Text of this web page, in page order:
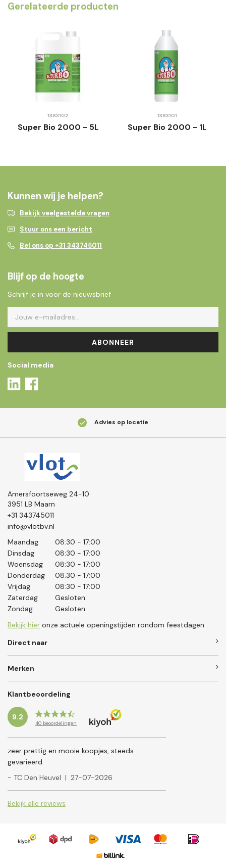
Gerelateerde producten
1383102
Super Bio 2000 - 5L
1383101
Super Bio 2000 - 1L
Kunnen wij je helpen?
Bekijk veelgestelde vragen
Stuur ons een bericht
Bel ons op +31 343745011
Blijf op de hoogte
Schrijf je in voor de nieuwsbrief
ABONNEER
Social media
Klanten geven ons een
Amersfoortseweg 24-10
3951 LB Maarn
+31 343745011
info@vlotbv.nl
Maandag
08:30 - 17:00
Dinsdag
08:30 - 17:00
Woensdag
08:30 - 17:00
Donderdag
08.30 - 17:00
Vrijdag
08:30 - 17:00
Zaterdag
Gesloten
Zondag
Gesloten
Bekijk hier onze actuele openingstijden rondom feestdagen
Direct naar
Merken
Klantbeoordeling
9.2
40 beoordelingen
zeer prettig en mooie koopjes, steeds
gevarieerd.
- TC Den Heuvel | 27-07-2026
Bekijk alle reviews